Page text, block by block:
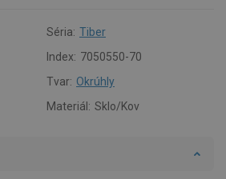
Séria: Tiber
Index: 7050550-70
Tvar: Okrúhly
Materiál: Sklo/Kov